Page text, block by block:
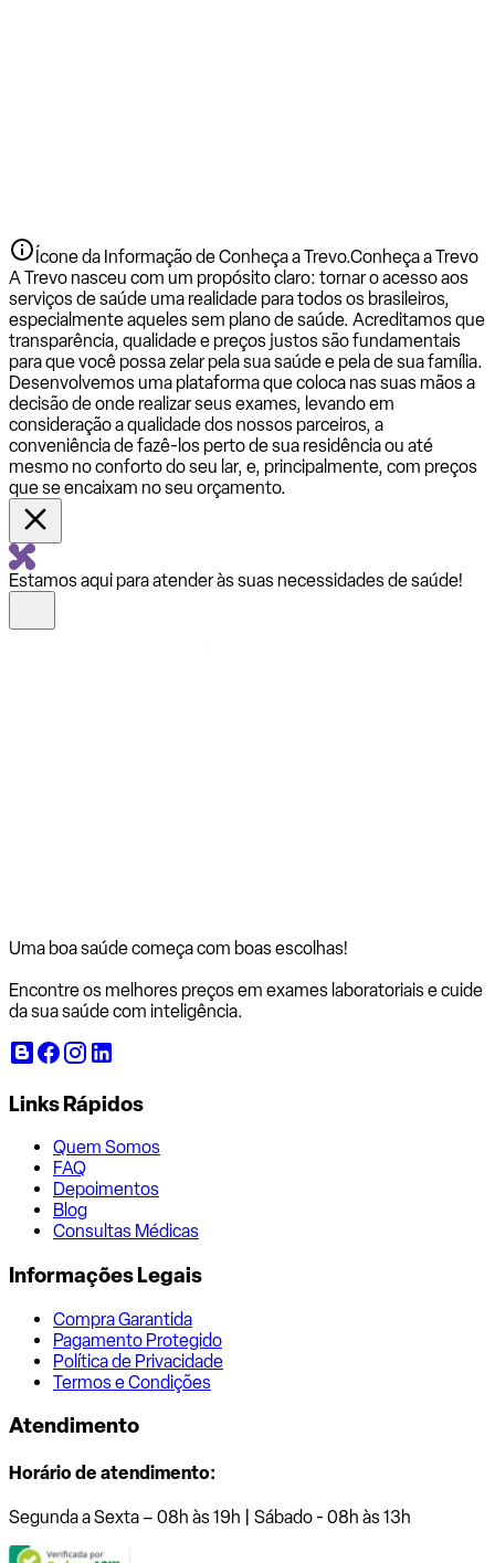
Ícone da Informação de Conheça a Trevo.Conheça a Trevo
A Trevo nasceu com um propósito claro: tornar o acesso aos
serviços de saúde uma realidade para todos os brasileiros,
especialmente aqueles sem plano de saúde. Acreditamos que
transparência, qualidade e preços justos são fundamentais
para que você possa zelar pela sua saúde e pela de sua família.
Desenvolvemos uma plataforma que coloca nas suas mãos a
decisão de onde realizar seus exames, levando em
consideração a qualidade dos nossos parceiros, a
conveniência de fazê-los perto de sua residência ou até
mesmo no conforto do seu lar, e, principalmente, com preços
que se encaixam no seu orçamento.
Estamos aqui para atender às suas necessidades de saúde!
Uma boa saúde começa com boas escolhas!
Encontre os melhores preços em exames laboratoriais e cuide
da sua saúde com inteligência.
Links Rápidos
Quem Somos
FAQ
Depoimentos
Blog
Consultas Médicas
Informações Legais
Compra Garantida
Pagamento Protegido
Política de Privacidade
Termos e Condições
Atendimento
Horário de atendimento:
Segunda a Sexta – 08h às 19h | Sábado - 08h às 13h